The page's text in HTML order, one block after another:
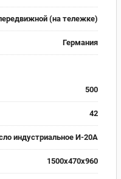
(на тележке)
Германия
500
42
индустриальное И-20А
1500x470x960